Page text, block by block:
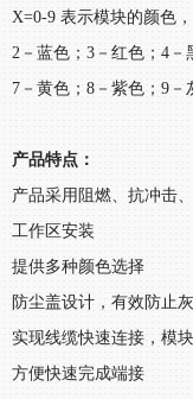
X=0-9 表示模块的颜色
2－蓝色；3－红色；4－
7－黄色；8－紫色；9－
产品特点：
产品采用阻燃、抗冲击
工作区安装
提供多种颜色选择
防尘盖设计，有效防止
实现线缆快速连接，模
方便快速完成端接